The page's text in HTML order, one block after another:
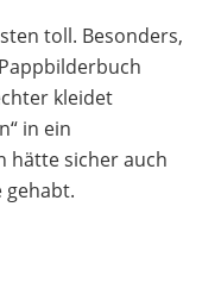
toll. Besonders,
kleidet
in ein
hätte sicher auch
gehabt.